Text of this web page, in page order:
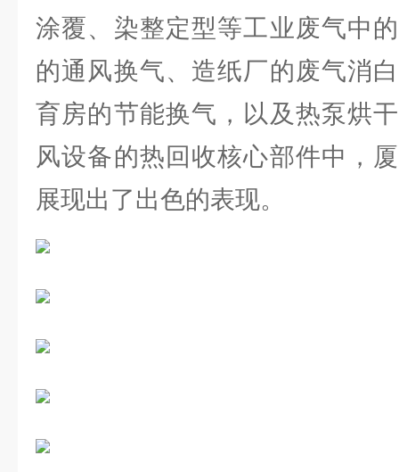
涂覆、染整定型等工业废气中
的通风换气、造纸厂的废气消
育房的节能换气，以及热泵烘
风设备的热回收核心部件中，
展现出了出色的表现。